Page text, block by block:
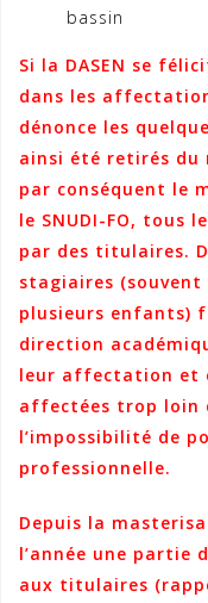
bassin
Si la DASEN se
dans les
dénonce les
ainsi été retirés du
par conséquent le
le SNUDI-FO, tous
par des titulaires.
stagiaires (souvent
plusieurs enfants)
direction
leur affectation et
affectées trop loin
l’impossibilité de
professionnelle.
Depuis la
l’année une partie
aux titulaires